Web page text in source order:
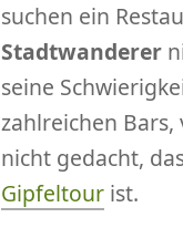
suchen ein
Stadtwanderer
seine
zahlreichen
nicht gedacht,
Gipfeltour ist.